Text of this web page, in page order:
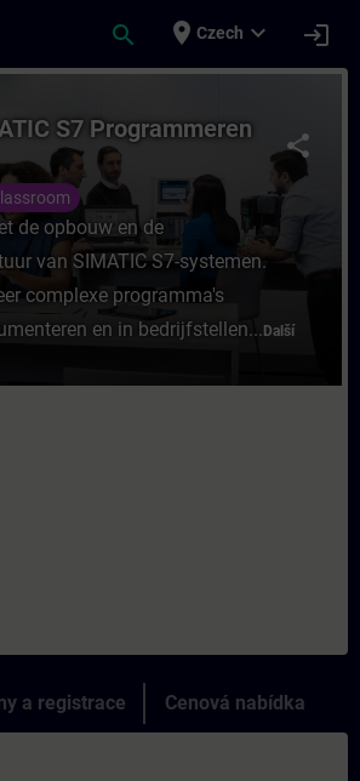
search place Czech expand_more login
SIMATIC S7
share
S7 Programmeren
de opbouw en de
van SIMATIC S7-systemen.
complexe programma's
en in bedrijfstellen... Další
a registrace Cenová nabídka